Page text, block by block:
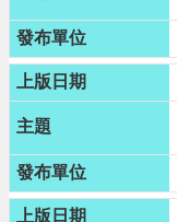
府
E
n
g
l
i
s
h